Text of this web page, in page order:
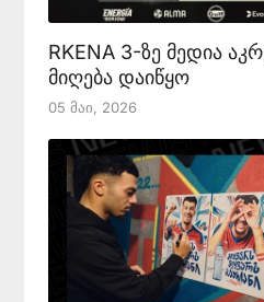
RKENA 3-ზე მედია
მიღება დაიწყო
05 Მაი, 2026